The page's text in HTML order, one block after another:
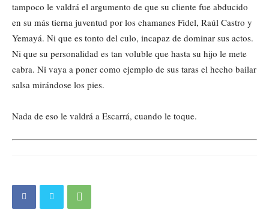
tampoco le valdrá el argumento de que su cliente fue abducido
en su más tierna juventud por los chamanes Fidel, Raúl Castro y
Yemayá. Ni que es tonto del culo, incapaz de dominar sus actos.
Ni que su personalidad es tan voluble que hasta su hijo le mete
cabra. Ni vaya a poner como ejemplo de sus taras el hecho bailar
salsa mirándose los pies.
Nada de eso le valdrá a Escarrá, cuando le toque.